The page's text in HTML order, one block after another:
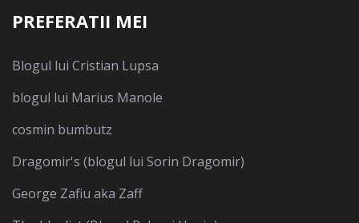
PREFERATII MEI
Blogul lui Cristian Lupsa
blogul lui Marius Manole
cosmin bumbutz
Dragomir's (blogul lui Sorin Dragomir)
George Zafiu aka Zaff